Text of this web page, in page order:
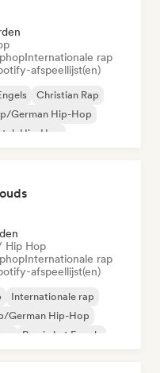
Internationale rap
afspeellijst(en)
Christian Rap
German Hip-Hop
Hip-Hop
Hip Hop
Internationale rap
afspeellijst(en)
Internationale rap
German Hip-Hop
Rap in het Engels